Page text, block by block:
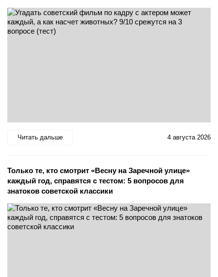
Читать дальше 4 августа 2026
Только те, кто смотрит «Весну на Заречной улице»
каждый год, справятся с тестом: 5 вопросов для
знатоков советской классики